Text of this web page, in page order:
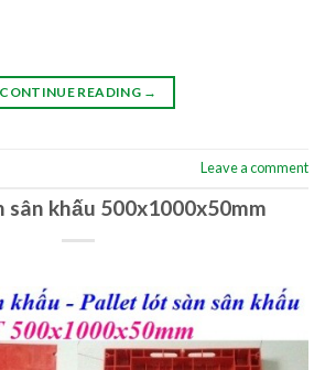
CONTINUE READING →
Leave a comment
sân khấu 500x1000x50mm